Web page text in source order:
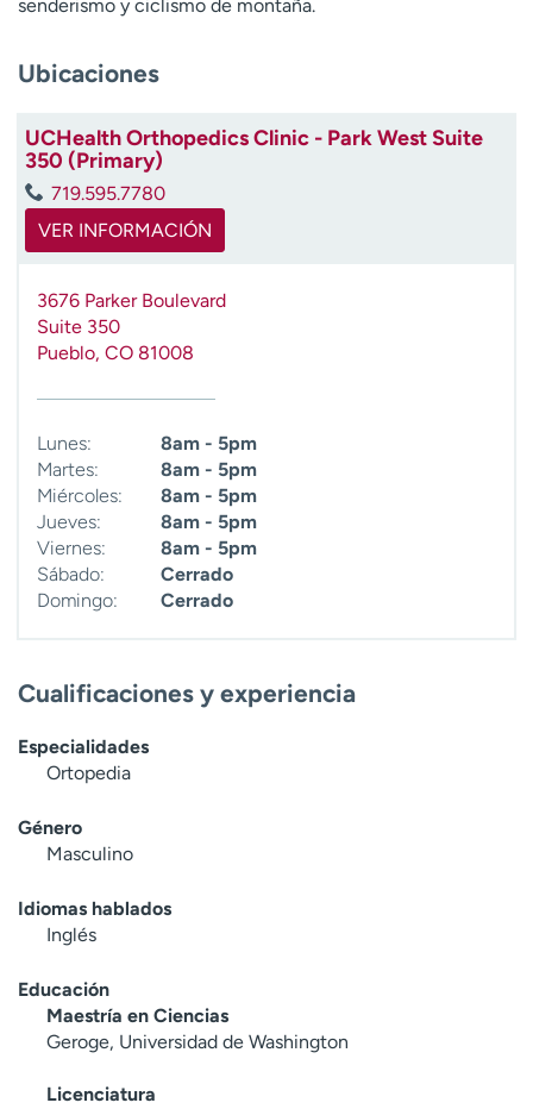
r
senderismo y ciclismo de montaña.
Ubicaciones
UCHealth Orthopedics Clinic - Park West Suite
350 (Primary)
719.595.7780
VER INFORMACIÓN
3676 Parker Boulevard
Suite 350
Pueblo, CO 81008
Lunes:
8am - 5pm
Martes:
8am - 5pm
Miércoles:
8am - 5pm
Jueves:
8am - 5pm
Viernes:
8am - 5pm
Sábado:
Cerrado
Domingo:
Cerrado
Cualificaciones y experiencia
Especialidades
Ortopedia
Género
Masculino
Idiomas hablados
Inglés
Educación
Maestría en Ciencias
Geroge, Universidad de Washington
Licenciatura